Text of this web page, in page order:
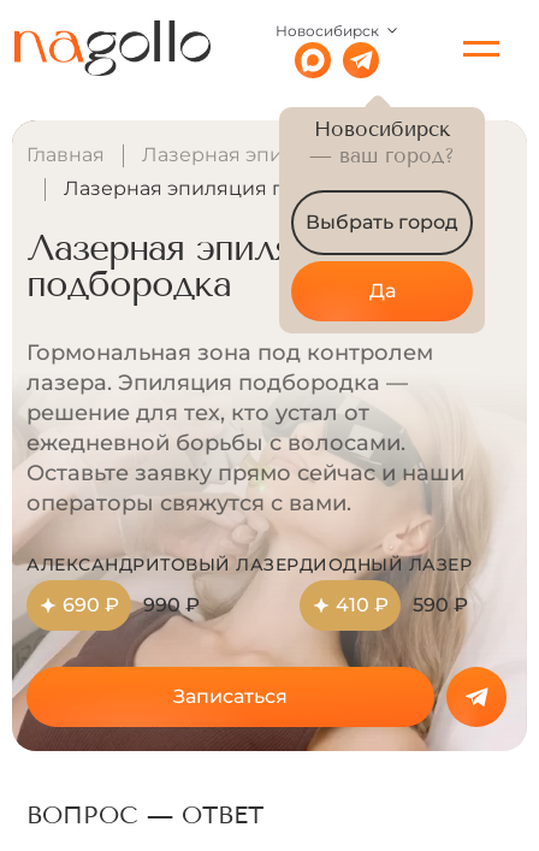
Новосибирск
Новосибирск
— ваш город?
Выбрать город
Да
Главная
Лазерная эпиляция для женщин
Лазерная эпиляция подбородка
Лазерная эпиляция
подбородка
Гормональная зона под контролем
лазера. Эпиляция подбородка —
решение для тех, кто устал от
ежедневной борьбы с волосами.
Оставьте заявку прямо сейчас и наши
операторы свяжутся с вами.
АЛЕКСАНДРИТОВЫЙ ЛАЗЕР
690 ₽ 990 ₽
ДИОДНЫЙ ЛАЗЕР
410 ₽ 590 ₽
Записаться
ВОПРОС — ОТВЕТ